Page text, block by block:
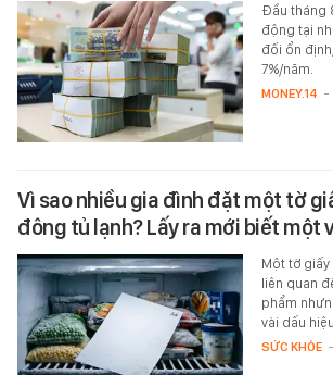
Đầu tháng
động tại
đối ổn
7%/năm.
MONEY.14 -
Vì sao nhiều gia đình đặt một tờ
đông tủ lạnh? Lấy ra mới biết một
Một tờ
liên quan
phẩm
vài dấu
SỨC KHỎE -